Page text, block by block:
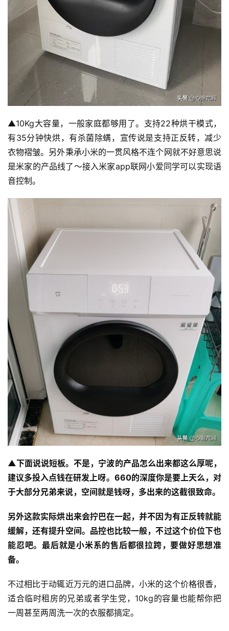
▲10Kg大容量，一般家庭都够用了。支持22种烘干模式，
有35分钟快烘，有杀菌除螨，宣传说是支持正反转，减少
衣物褶皱。另外秉承小米的一贯风格不连个网就不好意思说
是米家的产品线了～接入米家app联网小爱同学可以实现语
音控制。
▲下面说说短板。不是，宁波的产品怎么出来都这么厚呢，
建议多投入点钱在研发上呀。660的深度你是要上天么，对
于大部分兄弟来说，空间就是钱呀，多出来的这截很致命。
另外这款实际烘出来会拧巴在一起，并不因为有正反转就能
缓解，还有提升空间。品控也比较一般，不过这个价位下也
能忍吧。最后就是小米系的售后都很拉跨，要做好思想准
备。
不过相比于动辄近万元的进口品牌，小米的这个价格很香，
适合临时租房的兄弟或者学生党，10kg的容量也能帮你把
一周甚至两周洗一次的衣服都搞定。